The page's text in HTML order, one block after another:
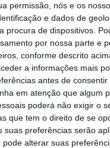
permissão, nós e os
e dados de
procura de dispositivos.
por nossa parte e
conforme descrito
a informações mais
antes de
em atenção que algum
poderá não exigir o
que tem o direito de se
suas preferências serão
pode alterar suas
Foi fácil. O teu blog é
tão fixe só podia ser um cránio
Parabens
5 de Agosto de 2005 às 10:15
pelo blog, design e conteudo
os tabs do MSN tb dá em:
o MSN 7.0 (7.0.0813)